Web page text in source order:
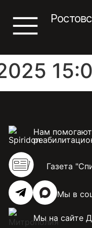
Нам
Газета
Мы в
Мы на сайте